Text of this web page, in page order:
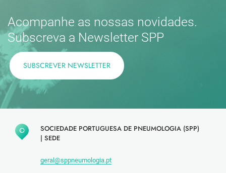
Acompanhe as nossas novidades.
Subscreva a Newsletter SPP
SUBSCREVER NEWSLETTER
SOCIEDADE PORTUGUESA DE PNEUMOLOGIA (SPP)
| SEDE
geral@sppneumologia.pt